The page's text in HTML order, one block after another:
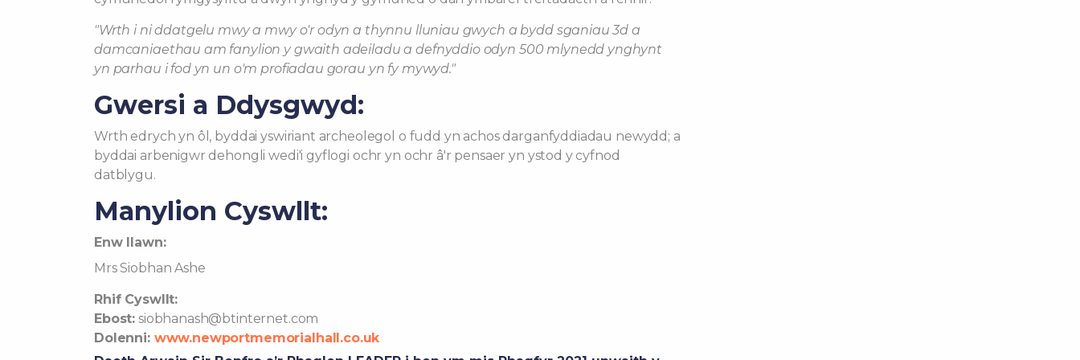
"Wrth i ni ddatgelu mwy a mwy o'r odyn a thynnu lluniau gwych a bydd sganiau 3d a
damcaniaethau am fanylion y gwaith adeiladu a defnyddio odyn 500 mlynedd ynghynt
yn parhau i fod yn un o'm profiadau gorau yn fy mywyd."
Gwersi a Ddysgwyd:
Wrth edrych yn ôl, byddai yswiriant archeolegol o fudd yn achos darganfyddiadau newydd; a
byddai arbenigwr dehongli wedi'i gyflogi ochr yn ochr â'r pensaer yn ystod y cyfnod
datblygu.
Manylion Cyswllt:
Enw llawn:
Mrs Siobhan Ashe
Rhif Cyswllt:
Ebost: siobhanash@btinternet.com
Dolenni: www.newportmemorialhall.co.uk